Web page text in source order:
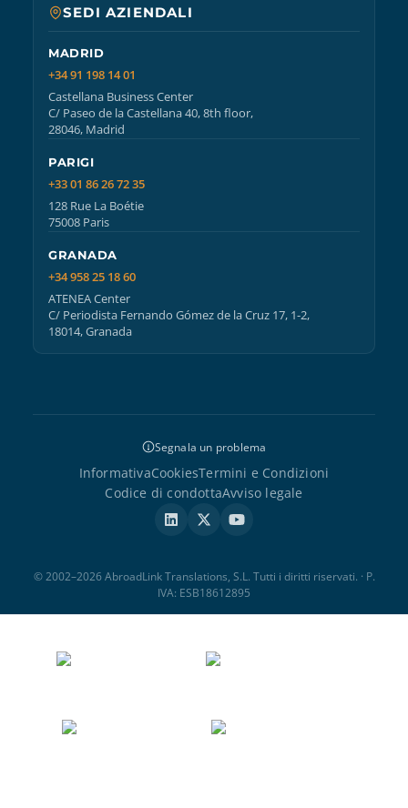
SEDI AZIENDALI
MADRID
+34 91 198 14 01
Castellana Business Center
C/ Paseo de la Castellana 40, 8th floor,
28046, Madrid
PARIGI
+33 01 86 26 72 35
128 Rue La Boétie
75008 Paris
GRANADA
+34 958 25 18 60
ATENEA Center
C/ Periodista Fernando Gómez de la Cruz 17, 1-2,
18014, Granada
Segnala un problema
InformativaCookiesTermini e Condizioni
Codice di condottaAvviso legale
© 2002–2026 AbroadLink Translations, S.L. Tutti i diritti riservati. · P.
IVA: ESB18612895